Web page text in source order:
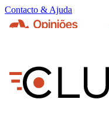
Contacto & Ajuda